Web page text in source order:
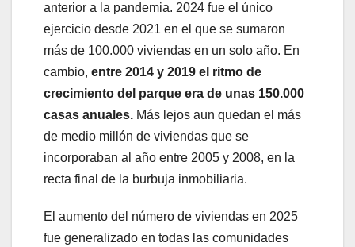
anterior a la pandemia. 2024 fue el único
ejercicio desde 2021 en el que se sumaron
más de 100.000 viviendas en un solo año. En
cambio, entre 2014 y 2019 el ritmo de
crecimiento del parque era de unas 150.000
casas anuales. Más lejos aun quedan el más
de medio millón de viviendas que se
incorporaban al año entre 2005 y 2008, en la
recta final de la burbuja inmobiliaria.
El aumento del número de viviendas en 2025
fue generalizado en todas las comunidades